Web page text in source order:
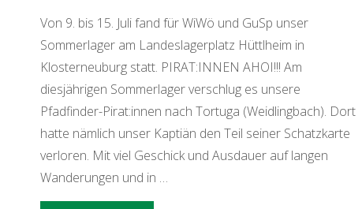
Von 9. bis 15. Juli fand für WiWö und GuSp unser
Sommerlager am Landeslagerplatz Hüttlheim in
Klosterneuburg statt. PIRAT:INNEN AHOI!!! Am
diesjährigen Sommerlager verschlug es unsere
Pfadfinder-Pirat:innen nach Tortuga (Weidlingbach). Dort
hatte nämlich unser Kaptiän den Teil seiner Schatzkarte
verloren. Mit viel Geschick und Ausdauer auf langen
Wanderungen und in …